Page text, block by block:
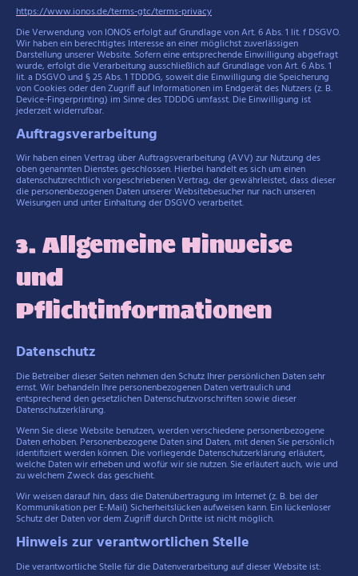
https://www.ionos.de/terms-gtc/terms-privacy
Die Verwendung von IONOS erfolgt auf Grundlage von Art. 6 Abs. 1 lit. f DSGVO.
Wir haben ein berechtigtes Interesse an einer möglichst zuverlässigen
Darstellung unserer Website. Sofern eine entsprechende Einwilligung abgefragt
wurde, erfolgt die Verarbeitung ausschließlich auf Grundlage von Art. 6 Abs. 1
lit. a DSGVO und § 25 Abs. 1 TDDDG, soweit die Einwilligung die Speicherung
von Cookies oder den Zugriff auf Informationen im Endgerät des Nutzers (z. B.
Device-Fingerprinting) im Sinne des TDDDG umfasst. Die Einwilligung ist
jederzeit widerrufbar.
Auftragsverarbeitung
Wir haben einen Vertrag über Auftragsverarbeitung (AVV) zur Nutzung des
oben genannten Dienstes geschlossen. Hierbei handelt es sich um einen
datenschutzrechtlich vorgeschriebenen Vertrag, der gewährleistet, dass dieser
die personenbezogenen Daten unserer Websitebesucher nur nach unseren
Weisungen und unter Einhaltung der DSGVO verarbeitet.
3. Allgemeine Hinweise
und
Pflichtinformationen
Datenschutz
Die Betreiber dieser Seiten nehmen den Schutz Ihrer persönlichen Daten sehr
ernst. Wir behandeln Ihre personenbezogenen Daten vertraulich und
entsprechend den gesetzlichen Datenschutzvorschriften sowie dieser
Datenschutzerklärung.
Wenn Sie diese Website benutzen, werden verschiedene personenbezogene
Daten erhoben. Personenbezogene Daten sind Daten, mit denen Sie persönlich
identifiziert werden können. Die vorliegende Datenschutzerklärung erläutert,
welche Daten wir erheben und wofür wir sie nutzen. Sie erläutert auch, wie und
zu welchem Zweck das geschieht.
Wir weisen darauf hin, dass die Datenübertragung im Internet (z. B. bei der
Kommunikation per E-Mail) Sicherheitslücken aufweisen kann. Ein lückenloser
Schutz der Daten vor dem Zugriff durch Dritte ist nicht möglich.
Hinweis zur verantwortlichen Stelle
Die verantwortliche Stelle für die Datenverarbeitung auf dieser Website ist: